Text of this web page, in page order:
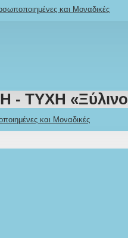
και Μοναδικές
και Μοναδικές
- ΤΥΧΗ «Ξύλινο